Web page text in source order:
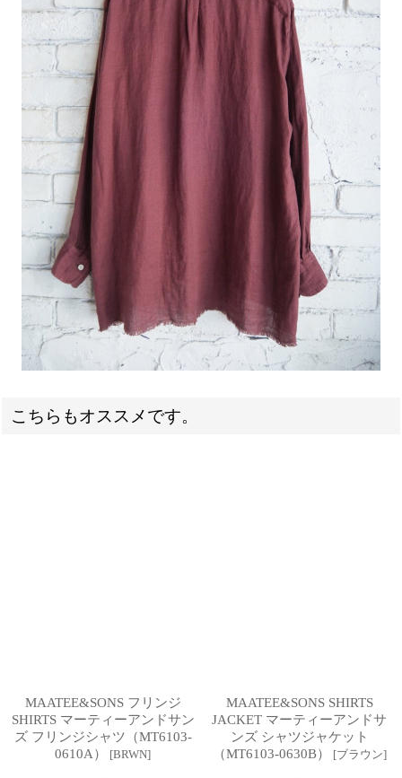
こちらもオススメです。
MAATEE&SONS フリンジ
SHIRTS マーティーアンドサン
ズ フリンジシャツ（MT6103-
0610A）
[BRWN]
MAATEE&SONS SHIRTS
JACKET マーティーアンドサ
ンズ シャツジャケット
（MT6103-0630B）
[ブラウン]